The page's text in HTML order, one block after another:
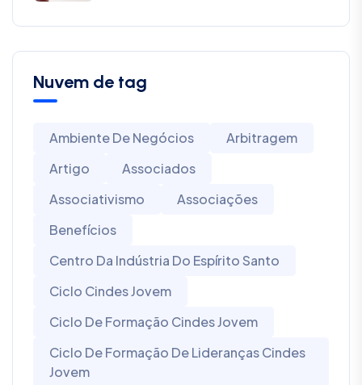
Nuvem de tag
Ambiente De Negócios
Arbitragem
Artigo
Associados
Associativismo
Associações
Benefícios
Centro Da Indústria Do Espírito Santo
Ciclo Cindes Jovem
Ciclo De Formação Cindes Jovem
Ciclo De Formação De Lideranças Cindes
Jovem